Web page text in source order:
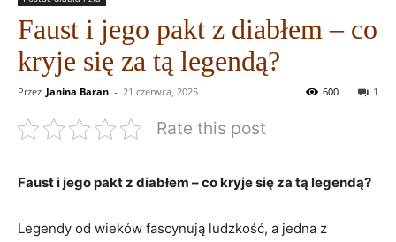
Faust i jego pakt z diabłem – co
kryje się za tą legendą?
Przez Janina Baran - 21 czerwca, 2025 1
600
Rate this post
Faust i jego pakt z diabłem – co kryje się za tą legendą?
Legendy od wieków fascynują ludzkość, a jedna z